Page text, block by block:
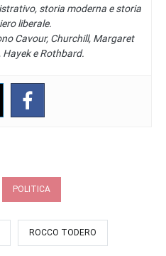
storia moderna e storia
liberale.
Cavour, Churchill, Margaret
Hayek e Rothbard.
POLITICA
ROCCO TODERO